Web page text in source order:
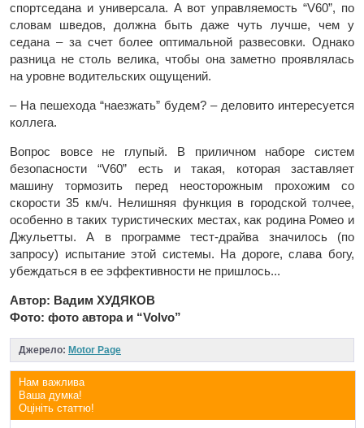
спортседана и универсала. А вот управляемость “V60”, по
словам шведов, должна быть даже чуть лучше, чем у
седана – за счет более оптимальной развесовки. Однако
разница не столь велика, чтобы она заметно проявлялась
на уровне водительских ощущений.
– На пешехода “наезжать” будем? – деловито интересуется
коллега.
Вопрос вовсе не глупый. В приличном наборе систем
безопасности “V60” есть и такая, которая заставляет
машину тормозить перед неосторожным прохожим со
скорости 35 км/ч. Нелишняя функция в городской толчее,
особенно в таких туристических местах, как родина Ромео и
Джульетты. А в программе тест-драйва значилось (по
запросу) испытание этой системы. На дороге, слава богу,
убеждаться в ее эффективности не пришлось...
Автор: Вадим ХУДЯКОВ
Фото: фото автора и “Volvo”
Джерело: Motor Page
Нам важлива
Ваша думка!
Оцініть статтю!